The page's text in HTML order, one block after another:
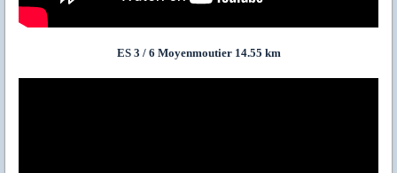
ES 3 / 6 Moyenmoutier 14.55 km